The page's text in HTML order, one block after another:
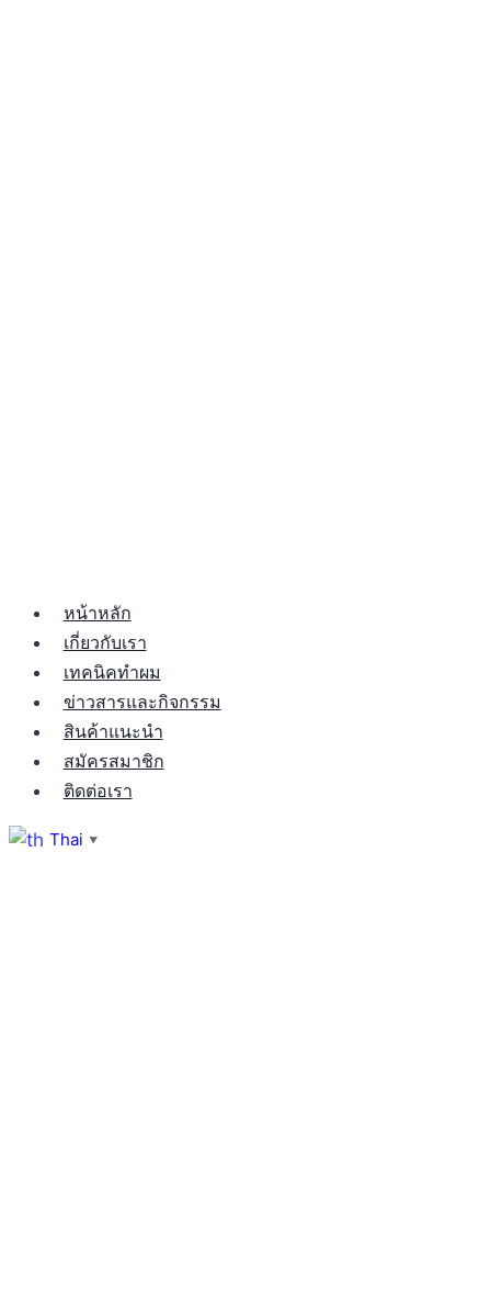
หน้าหลัก
เกี่ยวกับเรา
เทคนิคทำผม
ข่าวสารและกิจกรรม
สินค้าแนะนำ
สมัครสมาชิก
ติดต่อเรา
Thai ▼